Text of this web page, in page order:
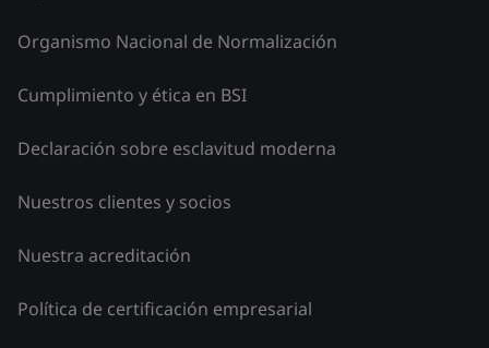
Organismo Nacional de Normalización
Cumplimiento y ética en BSI
Declaración sobre esclavitud moderna
Nuestros clientes y socios
Nuestra acreditación
Política de certificación empresarial